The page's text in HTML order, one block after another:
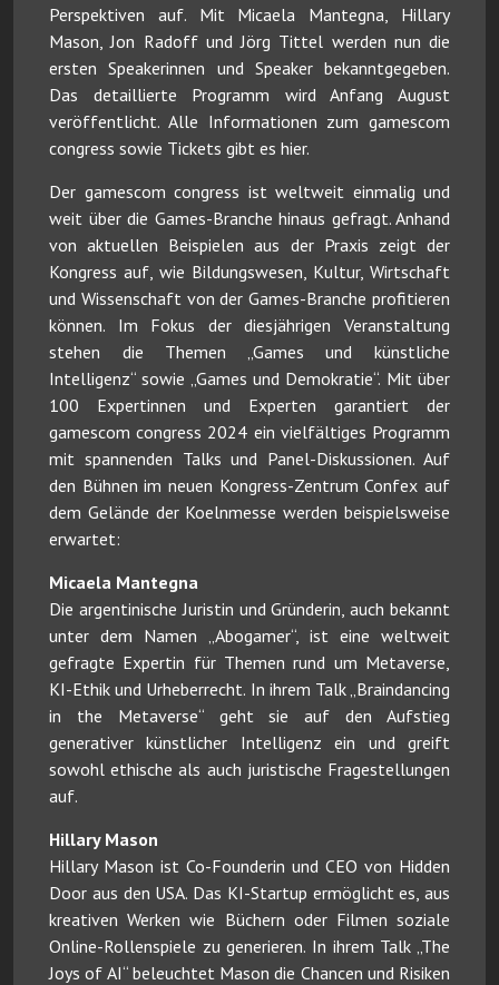
Perspektiven auf. Mit Micaela Mantegna, Hillary
Mason, Jon Radoff und Jörg Tittel werden nun die
ersten Speakerinnen und Speaker bekanntgegeben.
Das detaillierte Programm wird Anfang August
veröffentlicht. Alle Informationen zum gamescom
congress sowie Tickets gibt es hier.
Der gamescom congress ist weltweit einmalig und
weit über die Games-Branche hinaus gefragt. Anhand
von aktuellen Beispielen aus der Praxis zeigt der
Kongress auf, wie Bildungswesen, Kultur, Wirtschaft
und Wissenschaft von der Games-Branche profitieren
können. Im Fokus der diesjährigen Veranstaltung
stehen die Themen „Games und künstliche
Intelligenz“ sowie „Games und Demokratie“. Mit über
100 Expertinnen und Experten garantiert der
gamescom congress 2024 ein vielfältiges Programm
mit spannenden Talks und Panel-Diskussionen. Auf
den Bühnen im neuen Kongress-Zentrum Confex auf
dem Gelände der Koelnmesse werden beispielsweise
erwartet:
Micaela Mantegna
Die argentinische Juristin und Gründerin, auch bekannt
unter dem Namen „Abogamer“, ist eine weltweit
gefragte Expertin für Themen rund um Metaverse,
KI-Ethik und Urheberrecht. In ihrem Talk „Braindancing
in the Metaverse“ geht sie auf den Aufstieg
generativer künstlicher Intelligenz ein und greift
sowohl ethische als auch juristische Fragestellungen
auf.
Hillary Mason
Hillary Mason ist Co-Founderin und CEO von Hidden
Door aus den USA. Das KI-Startup ermöglicht es, aus
kreativen Werken wie Büchern oder Filmen soziale
Online-Rollenspiele zu generieren. In ihrem Talk „The
Joys of AI“ beleuchtet Mason die Chancen und Risiken